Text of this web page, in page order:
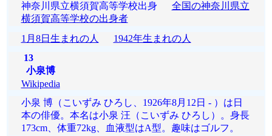
神奈川県立横須賀高等学校出身 全国の神奈川県立
横須賀高等学校の出身者
1月8日生まれの人
1942年生まれの人
13
小泉博
Wikipedia
小泉 博（こいずみ ひろし、1926年8月12日 - ）は日
本の俳優。本名は小泉 汪（こいずみ ひろし）。身長
173cm、体重72kg、血液型はA型。趣味はゴルフ。